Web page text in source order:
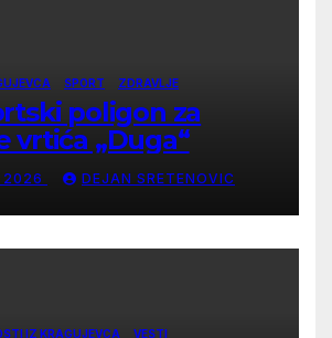
SPORT ZDRAVLJE
poligon za
vrtića „Duga“
2026 DEJAN SRETENOVIC
IZ KRAGUJEVCA VESTI